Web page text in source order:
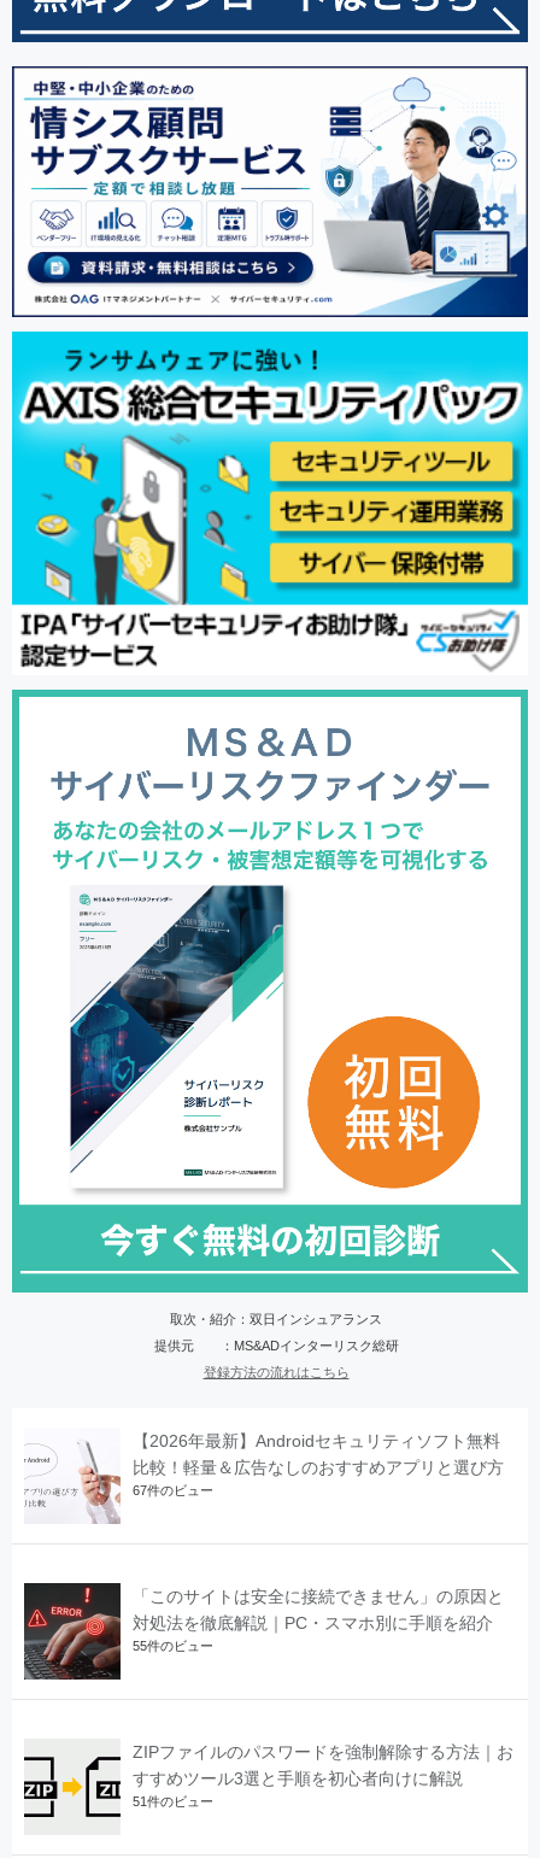
取次・紹介：双日インシュアランス
提供元 ：MS&ADインターリスク総研
登録方法の流れはこちら
【2026年最新】Androidセキュリティソフト無料
比較！軽量＆広告なしのおすすめアプリと選び方
67件のビュー
「このサイトは安全に接続できません」の原因と
対処法を徹底解説｜PC・スマホ別に手順を紹介
55件のビュー
ZIPファイルのパスワードを強制解除する方法｜お
すすめツール3選と手順を初心者向けに解説
51件のビュー